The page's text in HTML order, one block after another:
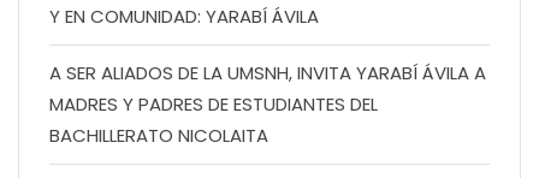
Y EN COMUNIDAD: YARABÍ ÁVILA
A SER ALIADOS DE LA UMSNH, INVITA YARABÍ ÁVILA A
MADRES Y PADRES DE ESTUDIANTES DEL
BACHILLERATO NICOLAITA